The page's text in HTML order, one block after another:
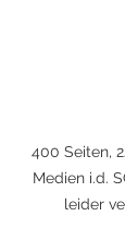
400 Seiten,
Medien i.d.
leider